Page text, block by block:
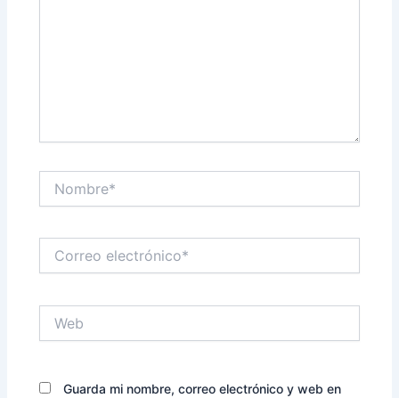
electrónico*
Guarda mi nombre, correo electrónico y web en